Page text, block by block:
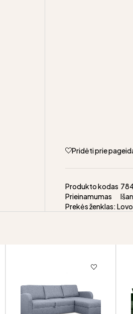
Pridėti prie
Produkto kodas
Prieinamumas
Prekės ženklas: